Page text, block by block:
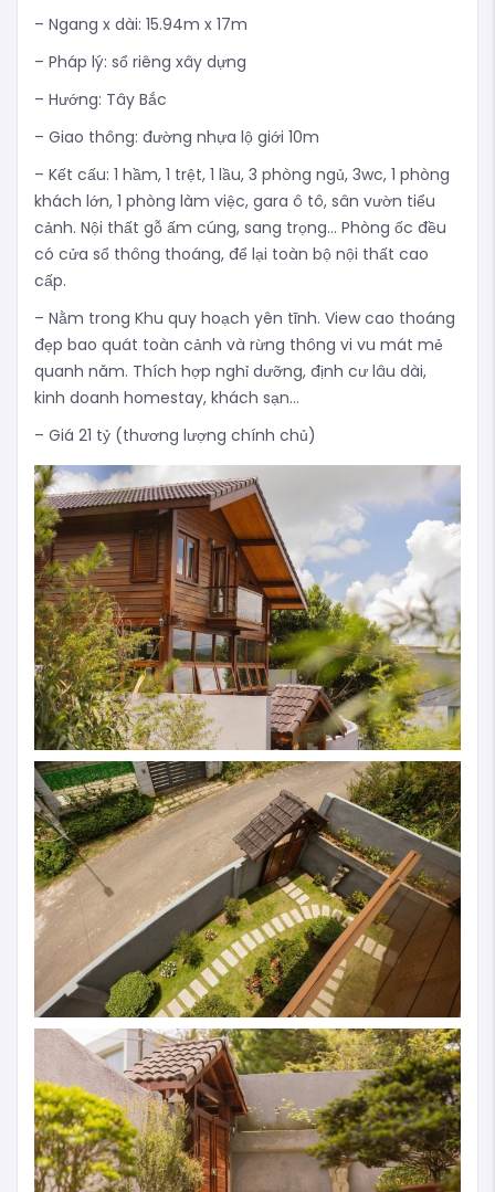
– Ngang x dài: 15.94m x 17m
– Pháp lý: sổ riêng xây dựng
– Hướng: Tây Bắc
– Giao thông: đường nhựa lộ giới 10m
– Kết cấu: 1 hầm, 1 trệt, 1 lầu, 3 phòng ngủ, 3wc, 1 phòng
khách lớn, 1 phòng làm việc, gara ô tô, sân vườn tiểu
cảnh. Nội thất gỗ ấm cúng, sang trọng… Phòng ốc đều
có cửa sổ thông thoáng, để lại toàn bộ nội thất cao
cấp.
– Nằm trong Khu quy hoạch yên tĩnh. View cao thoáng
đẹp bao quát toàn cảnh và rừng thông vi vu mát mẻ
quanh năm. Thích hợp nghỉ dưỡng, định cư lâu dài,
kinh doanh homestay, khách sạn…
– Giá 21 tỷ (thương lượng chính chủ)